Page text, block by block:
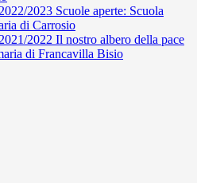
2023 Scuole aperte: Scuola
di Carrosio
2022 Il nostro albero della pace
di Francavilla Bisio